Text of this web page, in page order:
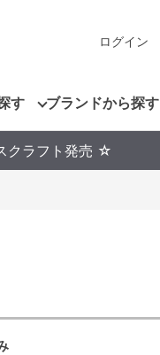
ログイン
す ブランドから探す
クラフト発売 ☆